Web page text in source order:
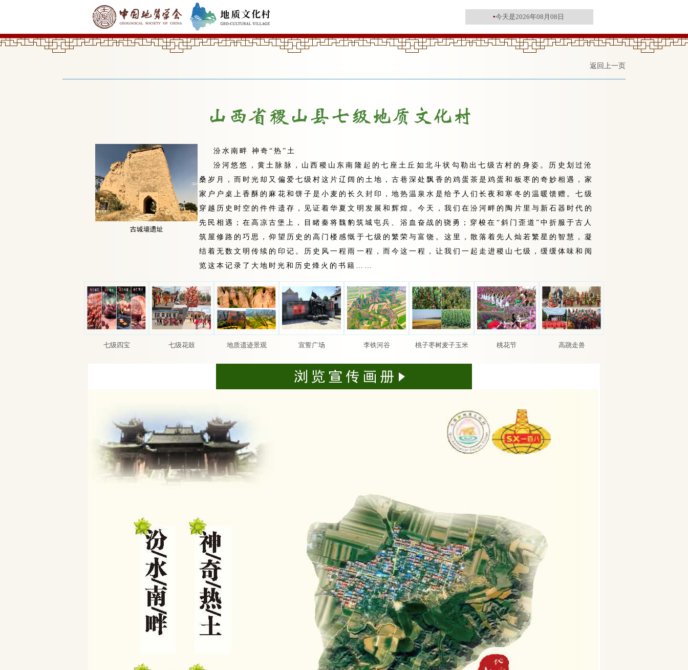
▪今天是2026年08月08日
返回上一页
汾水南畔 神奇“热”土
汾河悠悠，黄土脉脉，山西稷山东南隆起的七座土丘如北斗状勾勒出七级古村的身姿。历史划过沧
桑岁月，而时光却又偏爱七级村这片辽阔的土地，古巷深处飘香的鸡蛋茶是鸡蛋和板枣的奇妙相遇，家
家户户桌上香酥的麻花和饼子是小麦的长久封印，地热温泉水是给予人们长夜和寒冬的温暖馈赠。七级
穿越历史时空的件件遗存，见证着华夏文明发展和辉煌。今天，我们在汾河畔的陶片里与新石器时代的
先民相遇；在高凉古堡上，目睹秦将魏豹筑城屯兵、浴血奋战的骁勇；穿梭在“斜门歪道”中折服于古人
筑屋修路的巧思，仰望历史的高门楼感慨于七级的繁荣与富饶。这里，散落着先人灿若繁星的智慧，凝
结着无数文明传续的印记。历史风一程雨一程，而今这一程，让我们一起走进稷山七级，缓缓体味和阅
览这本记录了大地时光和历史烽火的书籍……
七级四宝 七级花鼓 地质遗迹景观 宣誓广场 李铁河谷 桃子枣树麦子玉米 桃花节 高跷走兽